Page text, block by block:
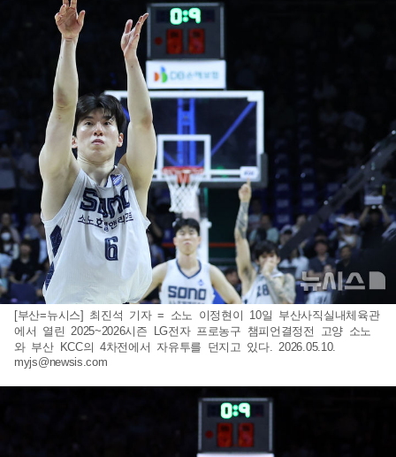
[부산=뉴시스] 최진석 기자 = 소노 이정현이 10일 부산사직실내체육관
에서 열린 2025~2026시즌 LG전자 프로농구 챔피언결정전 고양 소노
와 부산 KCC의 4차전에서 자유투를 던지고 있다. 2026.05.10.
myjs@newsis.com